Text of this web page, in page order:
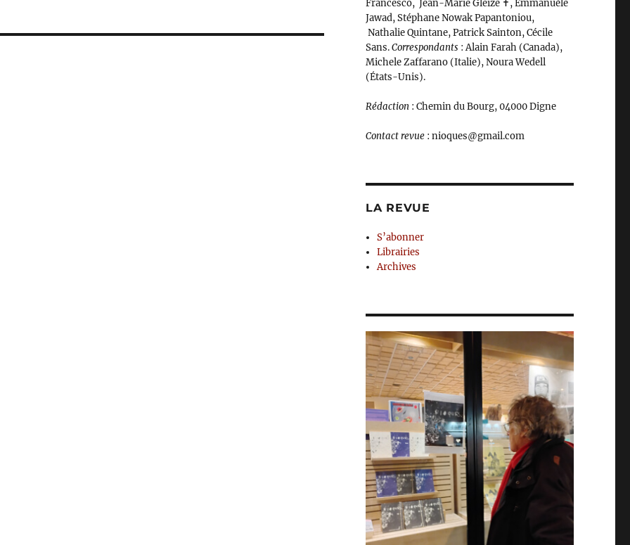
Francesco, Jean-Marie Gleize ‪✝︎, Emmanuèle
Jawad, Stéphane Nowak Papantoniou,
Nathalie Quintane, Patrick Sainton, Cécile
Sans.Correspondants : Alain Farah (Canada),
Michele Zaffarano (Italie), Noura Wedell
(États-Unis).
Rédaction: Chemin du Bourg, 04000 Digne
Contact revue: nioques@gmail.com
LA REVUE
S’abonner
Librairies
Archives